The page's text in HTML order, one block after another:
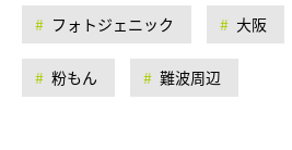
フォトジェニック 大阪
粉もん 難波周辺